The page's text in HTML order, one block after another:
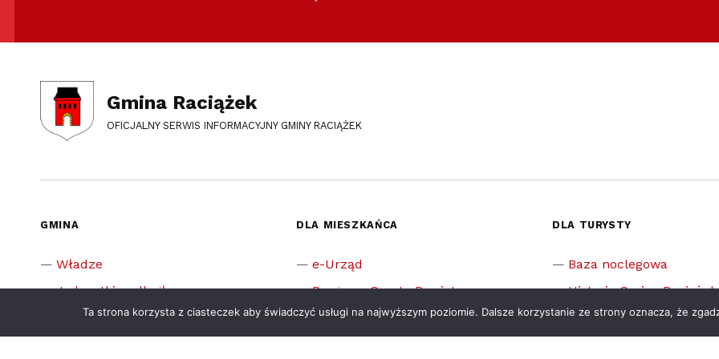
Gmina Raciążek
OFICJALNY SERWIS INFORMACYJNY GMINY RACIĄŻEK
GMINA
Władze
Jednostki podległe
Sołectwa
DLA MIESZKAŃCA
e-Urząd
Program Czyste Powietrze
Załatw sprawę w urzędzie
DLA TURYSTY
Baza noclegowa
Historia Gminy Raciążek
Zabytki
Ta strona korzysta z ciasteczek aby świadczyć usługi na najwyższym poziomie. Dalsze korzystanie ze strony oznacza, że